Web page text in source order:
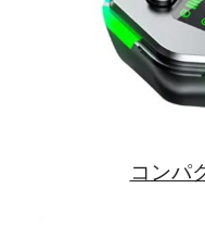
コンパ